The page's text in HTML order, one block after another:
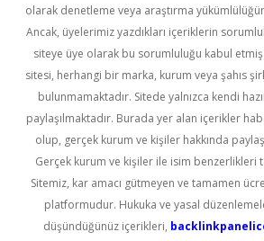
olarak denetleme veya araştırma
Ancak, üyelerimiz yazdıkları içeriklerin
siteye üye olarak bu sorumluluğu kabul etmiş
sitesi, herhangi bir marka, kurum veya şahıs
bulunmamaktadır. Sitede yalnızca kendi
paylaşılmaktadır. Burada yer alan içerikler
olup, gerçek kurum ve kişiler hakkında
Gerçek kurum ve kişiler ile isim benzerlikleri
Sitemiz, kar amacı gütmeyen ve tamamen
platformudur. Hukuka ve yasal
düşündüğünüz içerikleri,